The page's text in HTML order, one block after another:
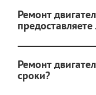
Ремонт
Ремонт
сроки?